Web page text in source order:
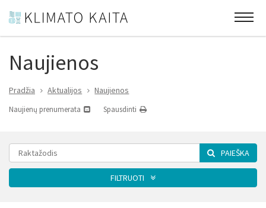
Naujienos
Pradžia Aktualijos Naujienos
Naujienų prenumerata Spausdinti
PAIEŠKA
FILTRUOTI